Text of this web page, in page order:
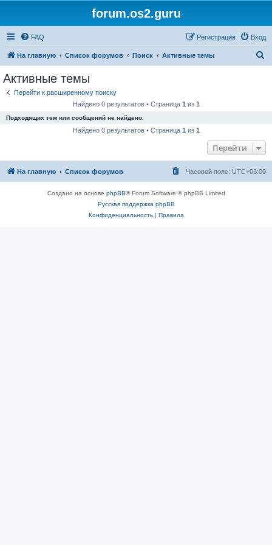
forum.os2.guru
FAQ Вход
Регистрация
На главную Список форумов Поиск Активные темы
Активные темы
Перейти к расширенному поиску
Найдено 0 результатов • Страница 1 из 1
Подходящих тем или сообщений не найдено.
Найдено 0 результатов • Страница 1 из 1
Перейти
На главную Список форумов Часовой пояс: UTC+03:00
Создано на основе phpBB® Forum Software © phpBB Limited
Русская поддержка phpBB
Конфиденциальность| Правила